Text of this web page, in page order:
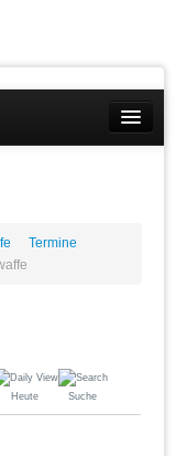
Termine
Heute Suche